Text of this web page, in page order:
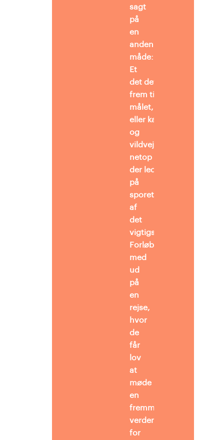
sagt
på
en
anden
måde:
Et
det det vigtigste at nå
frem til
målet,
eller kan omveje
og
vildveje være
netop det,
der leder én
på
sporet
af
det
vigtigste?
Forløbet tager eleverne
med
ud
på
en
rejse,
hvor
de
får
lov
at
møde
en
fremmed
verden
for